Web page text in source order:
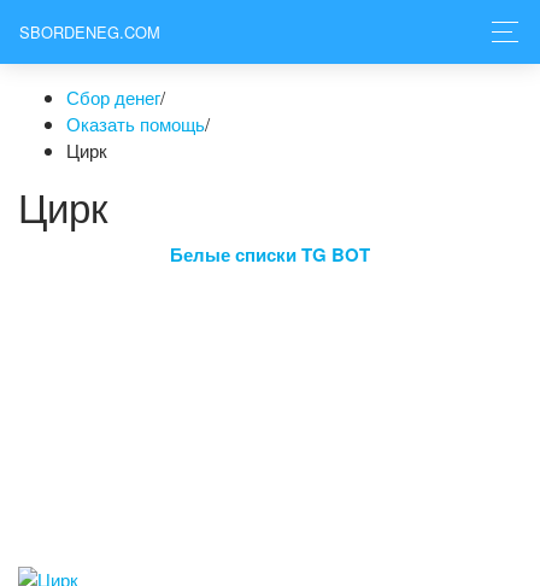
SBORDENEG.COM
Сбор денег/
Оказать помощь/
Цирк
Цирк
Белые списки TG BOT